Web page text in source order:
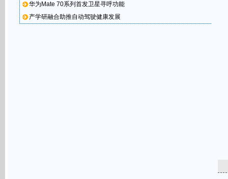
华为Mate 70系列首发卫星寻呼功能
产学研融合助推自动驾驶健康发展